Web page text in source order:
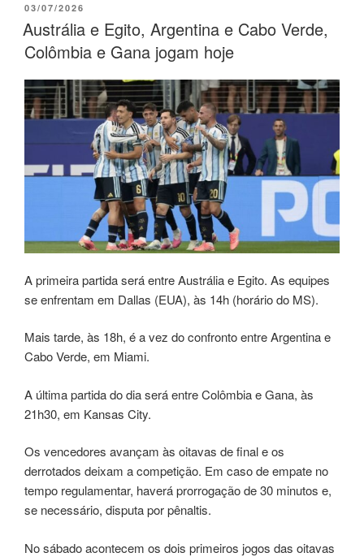
03/07/2026
Austrália e Egito, Argentina e Cabo Verde,
Colômbia e Gana jogam hoje
A primeira partida será entre Austrália e Egito. As equipes
se enfrentam em Dallas (EUA), às 14h (horário do MS).
Mais tarde, às 18h, é a vez do confronto entre Argentina e
Cabo Verde, em Miami.
A última partida do dia será entre Colômbia e Gana, às
21h30, em Kansas City.
Os vencedores avançam às oitavas de final e os
derrotados deixam a competição. Em caso de empate no
tempo regulamentar, haverá prorrogação de 30 minutos e,
se necessário, disputa por pênaltis.
No sábado acontecem os dois primeiros jogos das oitavas